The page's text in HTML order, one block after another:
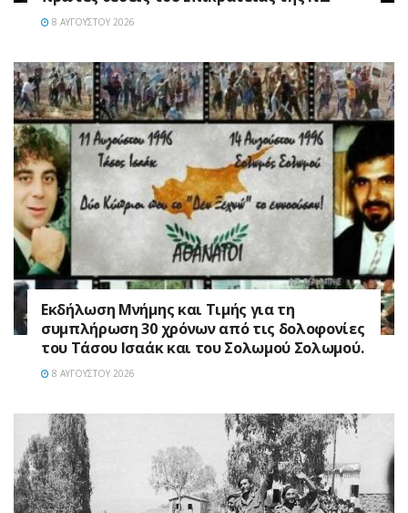
8 ΑΥΓΟΎΣΤΟΥ 2026
Εκδήλωση Μνήμης και Τιμής για τη
συμπλήρωση 30 χρόνων από τις δολοφονίες
του Τάσου Ισαάκ και του Σολωμού Σολωμού.
8 ΑΥΓΟΎΣΤΟΥ 2026